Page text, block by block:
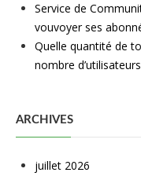
Service de
vouvoyer ses
Quelle quantité de
nombre
ARCHIVES
juillet 2026